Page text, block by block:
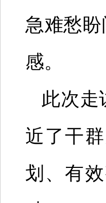
急难愁
感。
此次走
近了干
划、有